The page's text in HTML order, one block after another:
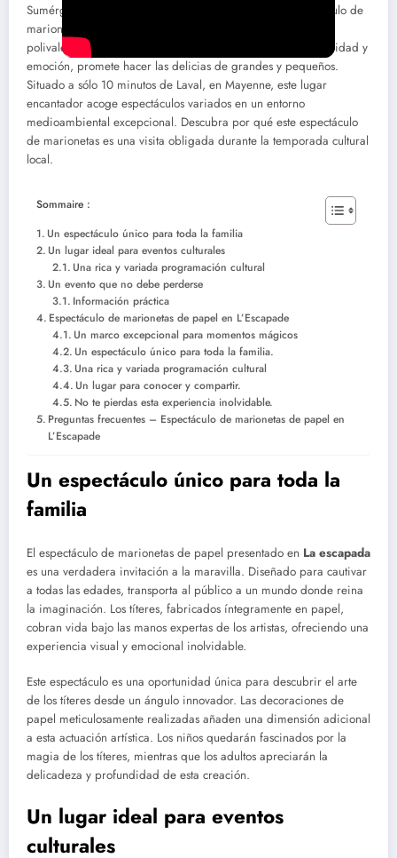
Sumérgete en un universo mágico y poético con el espectáculo de
marionetas de papel presentado en
polivalente Argentré. Este evento único, que combina creatividad y
emoción, promete hacer las delicias de grandes y pequeños.
Situado a sólo 10 minutos de Laval, en Mayenne, este lugar
encantador acoge espectáculos variados en un entorno
medioambiental excepcional. Descubra por qué este espectáculo
de marionetas es una visita obligada durante la temporada cultural
local.
Sommaire :
Un espectáculo único para toda la familia
Un lugar ideal para eventos culturales
Una rica y variada programación cultural
Un evento que no debe perderse
Información práctica
Espectáculo de marionetas de papel en L’Escapade
Un marco excepcional para momentos mágicos
Un espectáculo único para toda la familia.
Una rica y variada programación cultural
Un lugar para conocer y compartir.
No te pierdas esta experiencia inolvidable.
Preguntas frecuentes – Espectáculo de marionetas de papel en
L’Escapade
Un espectáculo único para toda la
familia
El espectáculo de marionetas de papel presentado en La escapada
es una verdadera invitación a la maravilla. Diseñado para cautivar
a todas las edades, transporta al público a un mundo donde reina
la imaginación. Los títeres, fabricados íntegramente en papel,
cobran vida bajo las manos expertas de los artistas, ofreciendo una
experiencia visual y emocional inolvidable.
Este espectáculo es una oportunidad única para descubrir el arte
de los títeres desde un ángulo innovador. Las decoraciones de
papel meticulosamente realizadas añaden una dimensión adicional
a esta actuación artística. Los niños quedarán fascinados por la
magia de los títeres, mientras que los adultos apreciarán la
delicadeza y profundidad de esta creación.
Un lugar ideal para eventos
culturales